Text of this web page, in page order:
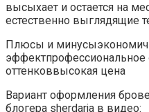
высыхает и остается на
естественно выглядящие
Плюсы и
эффектпрофессиональное
оттенковвысокая цена
Вариант оформления
блогера sherdarja в видео: